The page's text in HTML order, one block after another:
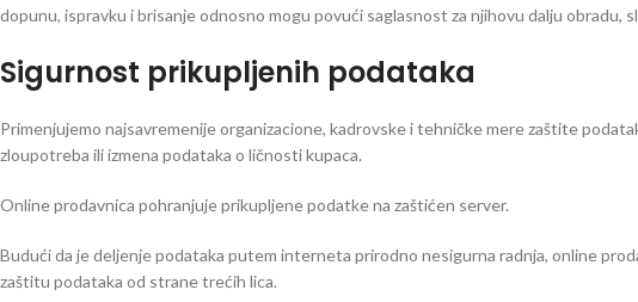
dopunu, ispravku i brisanje odnosno mogu povući saglasnost za njihovu dalju obradu,
Sigurnost prikupljenih podataka
Primenjujemo najsavremenije organizacione, kadrovske i tehničke mere zaštite
zloupotreba ili izmena podataka o ličnosti kupaca.
Online prodavnica pohranjuje prikupljene podatke na zaštićen server.
Budući da je deljenje podataka putem interneta prirodno nesigurna radnja, online
zaštitu podataka od strane trećih lica.